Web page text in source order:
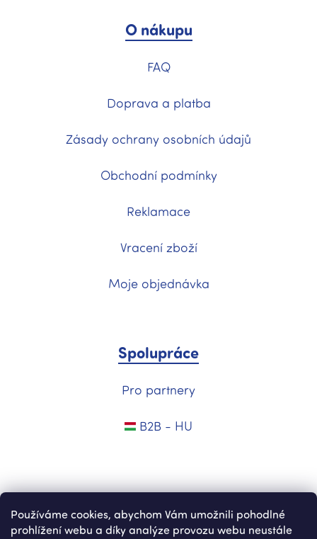
Používáme cookies, abychom Vám umožnili pohodlné
prohlížení webu a díky analýze provozu webu neustále
O nákupu
FAQ
Doprava a platba
Zásady ochrany osobních údajů
Obchodní podmínky
Reklamace
Vracení zboží
Moje objednávka
Spolupráce
Pro partnery
B2B - HU